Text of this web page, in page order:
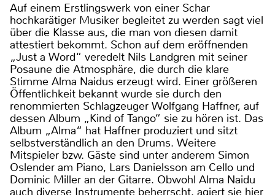
Auf einem Erstlingswerk von einer Schar
hochkarätiger Musiker begleitet zu werden sagt viel
über die Klasse aus, die man von diesen damit
attestiert bekommt. Schon auf dem eröffnenden
„Just a Word“ veredelt Nils Landgren mit seiner
Posaune die Atmosphäre, die durch die klare
Stimme Alma Naidus erzeugt wird. Einer größeren
Öffentlichkeit bekannt wurde sie durch den
renommierten Schlagzeuger Wolfgang Haffner, auf
dessen Album „Kind of Tango“ sie zu hören ist. Das
Album „Alma“ hat Haffner produziert und sitzt
selbstverständlich an den Drums. Weitere
Mitspieler bzw. Gäste sind unter anderem Simon
Oslender am Piano, Lars Danielsson am Cello und
Dominic Miller an der Gitarre. Obwohl Alma Naidu